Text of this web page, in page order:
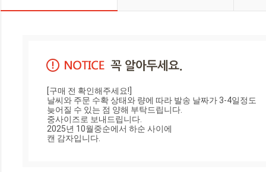
[구매 전 확인해주세요!]
날씨와 주문 수확 상태와 량에 따라 발송 날짜가 3-4일정도
늦어질 수 있는 점 양해 부탁드립니다.
중사이즈로 보내드립니다.
2025년 10월중순에서 하순 사이에
캔 감자입니다.